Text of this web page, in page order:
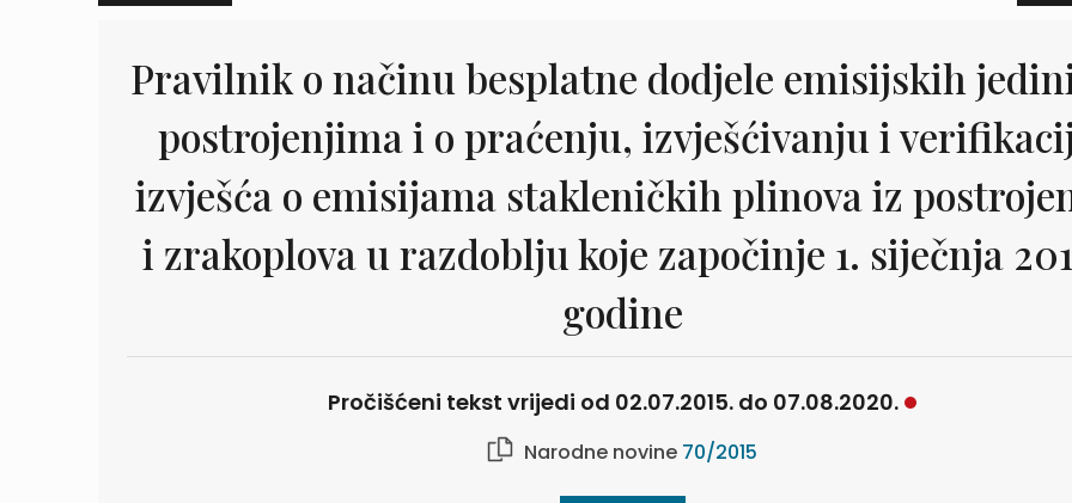
Pravilnik o načinu besplatne dodjele emisijskih
postrojenjima i o praćenju, izvješćivanju i
izvješća o emisijama stakleničkih plinova iz
i zrakoplova u razdoblju koje započinje 1. siječnja
godine
Pročišćeni tekst vrijedi od 02.07.2015. do 07.08.2020.
Narodne novine 70/2015